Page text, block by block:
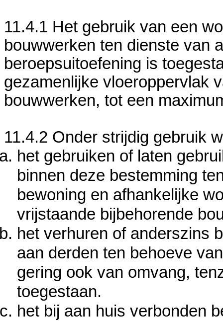
11.4.1 Het gebruik van een
bouwwerken ten dienste van
beroepsuitoefening is
gezamenlijke vloeroppervlak
bouwwerken, tot een
11.4.2 Onder strijdig gebruik
het gebruiken of laten
binnen deze bestemming
bewoning en afhankelijke
vrijstaande bijbehorende
het verhuren of anderszins
aan derden ten behoeve
gering ook van omvang,
toegestaan.
het bij aan huis verbonden